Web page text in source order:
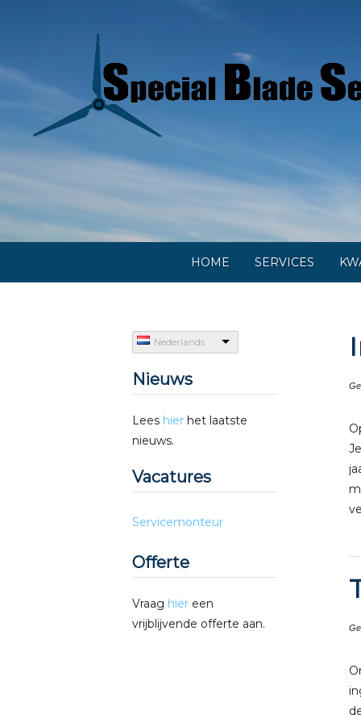
HOME SERVICES
Nederlands
Nieuws
Lees hier het laatste
nieuws.
Vacatures
Servicemonteur
Offerte
Vraag hier een
vrijblijvende offerte aan.